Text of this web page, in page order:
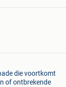
die voortkomt
of ontbrekende